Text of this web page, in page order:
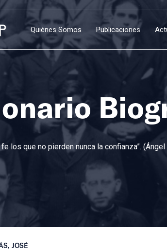
Quiénes Somos Publicaciones
los que no pierden nunca la confianza”. (Ángel
JOSÉ